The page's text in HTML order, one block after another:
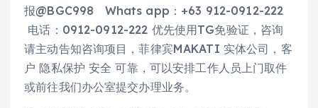
报@BGC998 Whats app：+63 912-0912-222
电话：0912-0912-222 优先使用TG免验证，咨询
请主动告知咨询项目，菲律宾MAKATI 实体公司，客
户 隐私保护 安全 可靠，可以安排工作人员上门取件
或前往我们办公室提交办理业务。